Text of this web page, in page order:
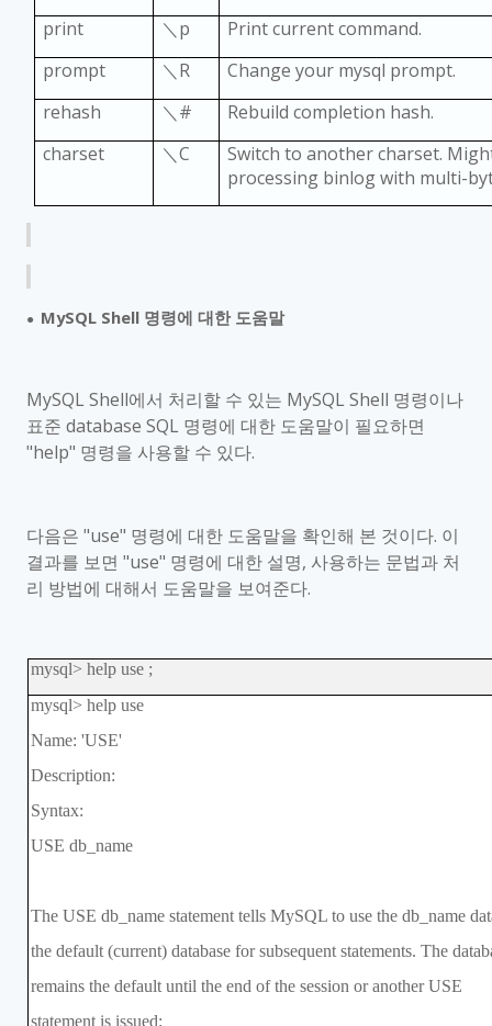
print
＼ p
Print current command.
prompt
＼ R
Change your mysql prompt.
rehash
＼ #
Rebuild completion hash.
charset
＼C
Switch to another charset.
processing binlog with multi-
● MySQL Shell 명령에 대한 도움말
MySQL Shell에서 처리할 수 있는 MySQL Shell 명령이나
표준 database SQL 명령에 대한 도움말이 필요하면
"help" 명령을 사용할 수 있다.
다음은 "use" 명령에 대한 도움말을 확인해 본 것이다. 이
결과를 보면 "use" 명령에 대한 설명, 사용하는 문법과 처
리 방법에 대해서 도움말을 보여준다.
mysql> help use ;
mysql> help use
Name: 'USE'
Description:
Syntax:
USE db_name
The USE db_name statement tells MySQL to use the db_name
the default (current) database for subsequent statements. The
remains the default until the end of the session or another USE
statement is issued: